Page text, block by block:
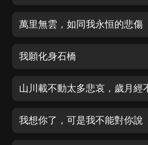
萬里無雲，如同我永恒的悲傷
我願化身石橋
我想你了，可是我不能對你說